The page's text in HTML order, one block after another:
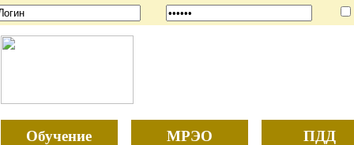
Обучение МРЭО ПДД